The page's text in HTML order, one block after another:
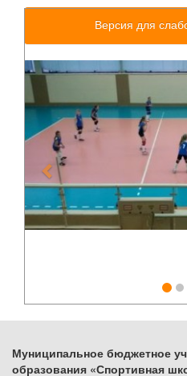
Версия для
Previous
Муниципальное бюджетное
образования «Спортивная